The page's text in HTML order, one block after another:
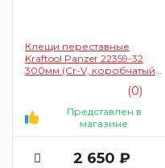
Клещи переставные
Kraftool Panzer 22359-32
300мм (Сr-V, коробчатый
(0)
Представлен в
магазине
2 650 ₽